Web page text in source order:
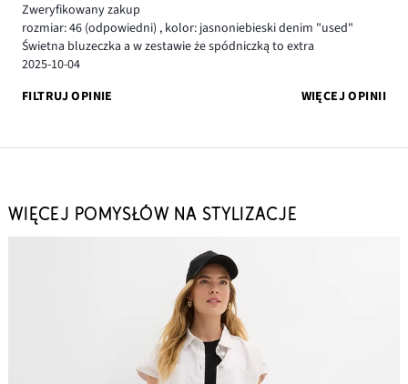
Zweryfikowany zakup
rozmiar: 46 (odpowiedni) , kolor: jasnoniebieski denim "used"
Świetna bluzeczka a w zestawie że spódniczką to extra
2025-10-04
FILTRUJ OPINIE
WIĘCEJ OPINII
WIĘCEJ POMYSŁÓW NA STYLIZACJE